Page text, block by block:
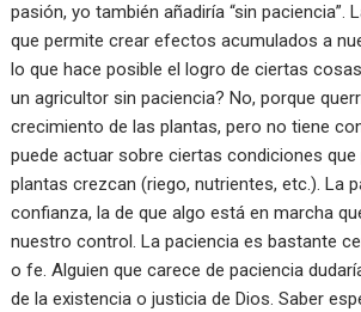
pasión, yo también añadiría “sin paciencia”.
que permite crear efectos acumulados a
lo que hace posible el logro de ciertas
un agricultor sin paciencia? No, porque
crecimiento de las plantas, pero no tiene
puede actuar sobre ciertas condiciones que
plantas crezcan (riego, nutrientes, etc.). La
confianza, la de que algo está en marcha
nuestro control. La paciencia es bastante
o fe. Alguien que carece de paciencia
de la existencia o justicia de Dios. Saber